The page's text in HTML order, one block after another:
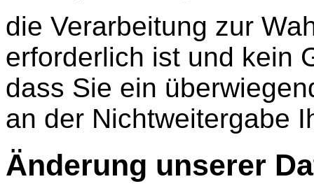
die Verarbeitung zur
erforderlich ist und kein
dass Sie ein
an der Nichtweitergabe
Änderung unserer